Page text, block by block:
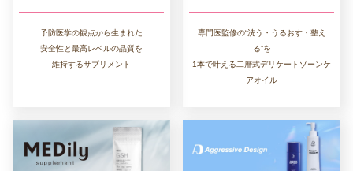
予防医学の観点から生まれた
安全性と最高レベルの品質を
維持するサプリメント
専門医監修の“洗う・うるおす・整え
る”を
1本で叶える二層式デリケートゾーンケ
アオイル